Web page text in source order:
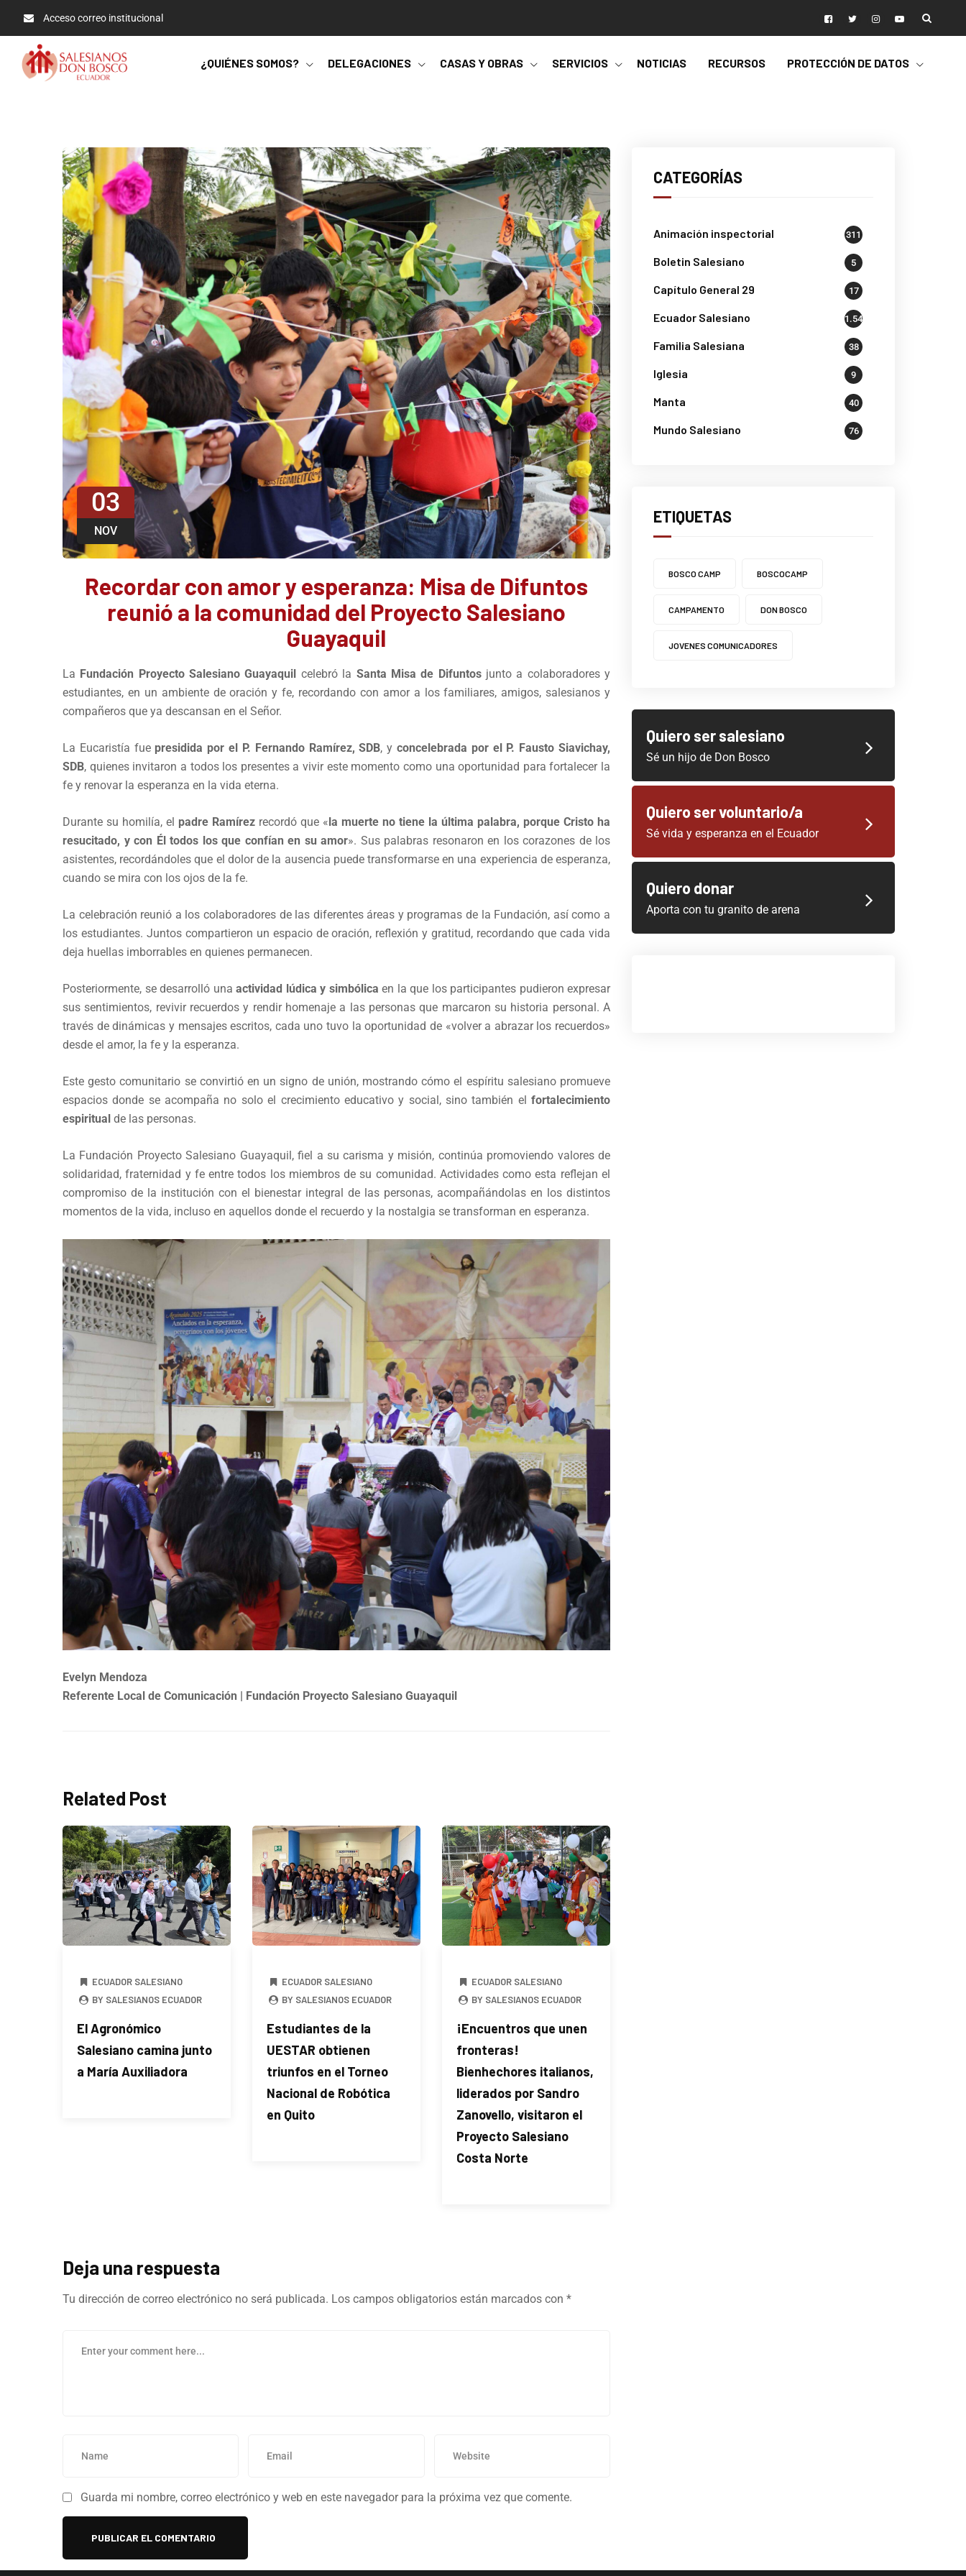
Acceso correo institucional
¿QUIÉNES SOMOS? DELEGACIONES CASAS Y OBRAS SERVICIOS NOTICIAS RECURSOS PROTECCIÓN DE DATOS
03
NOV
Recordar con amor y esperanza: Misa de Difuntos
reunió a la comunidad del Proyecto Salesiano
Guayaquil
La Fundación Proyecto Salesiano Guayaquil celebró la Santa Misa de Difuntosjunto a colaboradores y
estudiantes, en un ambiente de oración y fe, recordando con amor a los familiares, amigos, salesianos y
compañeros que ya descansan en el Señor.
La Eucaristía fue presidida por el P. Fernando Ramírez, SDB, y concelebrada por el P. Fausto Siavichay,
SDB, quienes invitaron a todos los presentes a vivir este momento como una oportunidad para fortalecer la
fe y renovar la esperanza en la vida eterna.
Durante su homilía, el padre Ramírez recordó que «la muerte no tiene la última palabra, porque Cristo ha
resucitado, y con Él todos los que confían en su amor». Sus palabras resonaron en los corazones de los
asistentes, recordándoles que el dolor de la ausencia puede transformarse en una experiencia de esperanza,
cuando se mira con los ojos de la fe.
La celebración reunió a los colaboradores de las diferentes áreas y programas de la Fundación, así como a
los estudiantes. Juntos compartieron un espacio de oración, reflexión y gratitud, recordando que cada vida
deja huellas imborrables en quienes permanecen.
Posteriormente, se desarrolló una actividad lúdica y simbólica en la que los participantes pudieron expresar
sus sentimientos, revivir recuerdos y rendir homenaje a las personas que marcaron su historia personal. A
través de dinámicas y mensajes escritos, cada uno tuvo la oportunidad de «volver a abrazar los recuerdos»
desde el amor, la fe y la esperanza.
Este gesto comunitario se convirtió en un signo de unión, mostrando cómo el espíritu salesiano promueve
espacios donde se acompaña no solo el crecimiento educativo y social, sino también el fortalecimiento
espiritual de las personas.
La Fundación Proyecto Salesiano Guayaquil, fiel a su carisma y misión, continúa promoviendo valores de
solidaridad, fraternidad y fe entre todos los miembros de su comunidad. Actividades como esta reflejan el
compromiso de la institución con el bienestar integral de las personas, acompañándolas en los distintos
momentos de la vida, incluso en aquellos donde el recuerdo y la nostalgia se transforman en esperanza.
Evelyn Mendoza
Referente Local de Comunicación | Fundación Proyecto Salesiano Guayaquil
Related Post
ECUADOR SALESIANO
BY SALESIANOS ECUADOR
El Agronómico
Salesiano camina junto
a María Auxiliadora
ECUADOR SALESIANO
BY SALESIANOS ECUADOR
Estudiantes de la
UESTAR obtienen
triunfos en el Torneo
Nacional de Robótica
en Quito
ECUADOR SALESIANO
BY SALESIANOS ECUADOR
¡Encuentros que unen
fronteras!
Bienhechores italianos,
liderados por Sandro
Zanovello, visitaron el
Proyecto Salesiano
Costa Norte
Deja una respuesta
Tu dirección de correo electrónico no será publicada. Los campos obligatorios están marcados con *
Guarda mi nombre, correo electrónico y web en este navegador para la próxima vez que comente.
CATEGORÍAS
Animación inspectorial 311
Boletin Salesiano 5
Capítulo General 29 17
Ecuador Salesiano 1.541
Familia Salesiana 38
Iglesia 9
Manta 40
Mundo Salesiano 76
ETIQUETAS
BOSCO CAMP BOSCOCAMP
CAMPAMENTO DON BOSCO
JOVENES COMUNICADORES
Quiero ser salesiano
Sé un hijo de Don Bosco
Quiero ser voluntario/a
Sé vida y esperanza en el Ecuador
Quiero donar
Aporta con tu granito de arena